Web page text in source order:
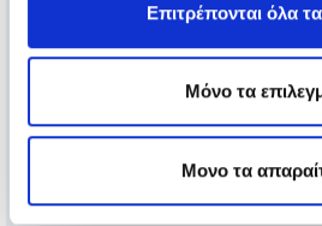
Επιτρέπονται όλα
Μόνο τα
Μονο τα